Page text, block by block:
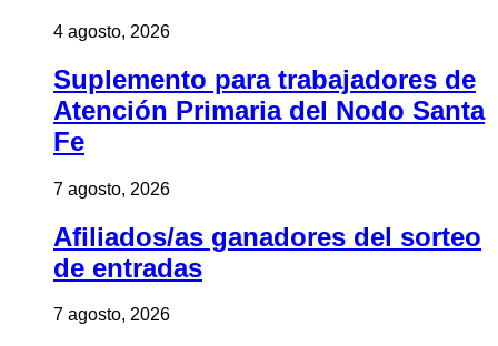
4 agosto, 2026
Suplemento para trabajadores de
Atención Primaria del Nodo Santa
Fe
7 agosto, 2026
Afiliados/as ganadores del sorteo
de entradas
7 agosto, 2026